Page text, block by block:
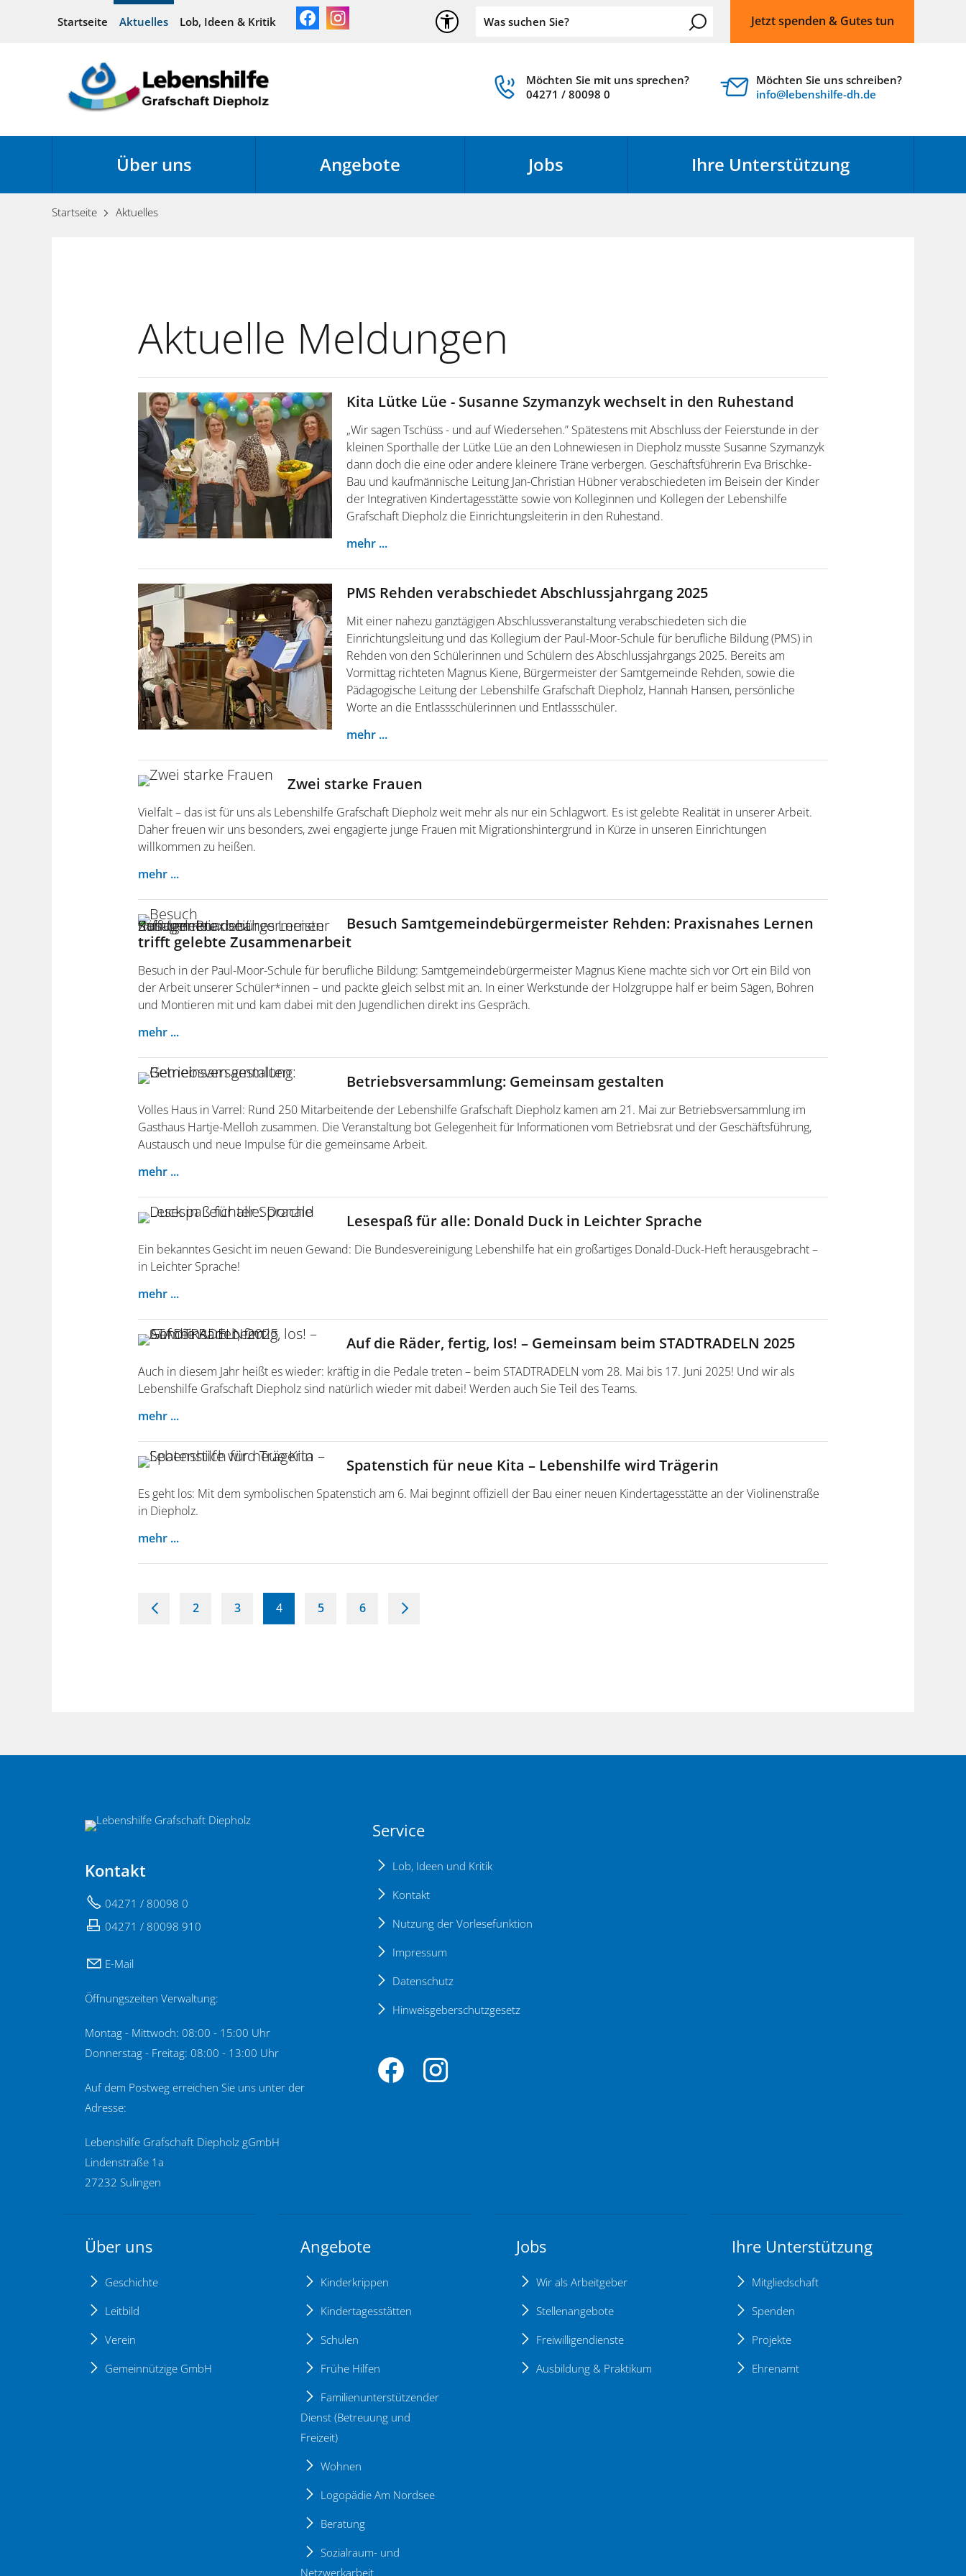
Startseite Aktuelles Lob, Ideen & Kritik Jetzt spenden & Gutes tun
Möchten Sie mit uns sprechen?
04271 / 80098 0
Möchten Sie uns schreiben?
nf
l b nsh lf -dh d
Über uns Angebote Jobs Ihre Unterstützung
Startseite Aktuelles
Aktuelle Meldungen
Kita Lütke Lüe - Susanne Szymanzyk wechselt in den Ruhestand
„Wir sagen Tschüss - und auf Wiedersehen.” Spätestens mit Abschluss der Feierstunde in der
kleinen Sporthalle der Lütke Lüe an den Lohnewiesen in Diepholz musste Susanne Szymanzyk
dann doch die eine oder andere kleinere Träne verbergen. Geschäftsführerin Eva Brischke-
Bau und kaufmännische Leitung Jan-Christian Hübner verabschiedeten im Beisein der Kinder
der Integrativen Kindertagesstätte sowie von Kolleginnen und Kollegen der Lebenshilfe
Grafschaft Diepholz die Einrichtungsleiterin in den Ruhestand.
mehr ...
PMS Rehden verabschiedet Abschlussjahrgang 2025
Mit einer nahezu ganztägigen Abschlussveranstaltung verabschiedeten sich die
Einrichtungsleitung und das Kollegium der Paul-Moor-Schule für berufliche Bildung (PMS) in
Rehden von den Schülerinnen und Schülern des Abschlussjahrgangs 2025. Bereits am
Vormittag richteten Magnus Kiene, Bürgermeister der Samtgemeinde Rehden, sowie die
Pädagogische Leitung der Lebenshilfe Grafschaft Diepholz, Hannah Hansen, persönliche
Worte an die Entlassschülerinnen und Entlassschüler.
mehr ...
Zwei starke Frauen
Vielfalt – das ist für uns als Lebenshilfe Grafschaft Diepholz weit mehr als nur ein Schlagwort. Es ist gelebte Realität in unserer Arbeit.
Daher freuen wir uns besonders, zwei engagierte junge Frauen mit Migrationshintergrund in Kürze in unseren Einrichtungen
willkommen zu heißen.
mehr ...
Besuch Samtgemeindebürgermeister Rehden: Praxisnahes Lernen
trifft gelebte Zusammenarbeit
Besuch in der Paul-Moor-Schule für berufliche Bildung: Samtgemeindebürgermeister Magnus Kiene machte sich vor Ort ein Bild von
der Arbeit unserer Schüler*innen – und packte gleich selbst mit an. In einer Werkstunde der Holzgruppe half er beim Sägen, Bohren
und Montieren mit und kam dabei mit den Jugendlichen direkt ins Gespräch.
mehr ...
Betriebsversammlung: Gemeinsam gestalten
Volles Haus in Varrel: Rund 250 Mitarbeitende der Lebenshilfe Grafschaft Diepholz kamen am 21. Mai zur Betriebsversammlung im
Gasthaus Hartje-Melloh zusammen. Die Veranstaltung bot Gelegenheit für Informationen vom Betriebsrat und der Geschäftsführung,
Austausch und neue Impulse für die gemeinsame Arbeit.
mehr ...
Lesespaß für alle: Donald Duck in Leichter Sprache
Ein bekanntes Gesicht im neuen Gewand: Die Bundesvereinigung Lebenshilfe hat ein großartiges Donald-Duck-Heft herausgebracht –
in Leichter Sprache!
mehr ...
Auf die Räder, fertig, los! – Gemeinsam beim STADTRADELN 2025
Auch in diesem Jahr heißt es wieder: kräftig in die Pedale treten – beim STADTRADELN vom 28. Mai bis 17. Juni 2025! Und wir als
Lebenshilfe Grafschaft Diepholz sind natürlich wieder mit dabei! Werden auch Sie Teil des Teams.
mehr ...
Spatenstich für neue Kita – Lebenshilfe wird Trägerin
Es geht los: Mit dem symbolischen Spatenstich am 6. Mai beginnt offiziell der Bau einer neuen Kindertagesstätte an der Violinenstraße
in Diepholz.
mehr ...
< 2 3 4 5 6 >
Kontakt
04271 / 80098 0
04271 / 80098 910
E-Mail
Öffnungszeiten Verwaltung:
Montag - Mittwoch: 08:00 - 15:00 Uhr
Donnerstag - Freitag: 08:00 - 13:00 Uhr
Auf dem Postweg erreichen Sie uns unter der
Adresse:
Lebenshilfe Grafschaft Diepholz gGmbH
Lindenstraße 1a
27232 Sulingen
Service
Lob, Ideen und Kritik
Kontakt
Nutzung der Vorlesefunktion
Impressum
Datenschutz
Hinweisgeberschutzgesetz
Über uns
Geschichte
Leitbild
Verein
Gemeinnützige GmbH
Angebote
Kinderkrippen
Kindertagesstätten
Schulen
Frühe Hilfen
Familienunterstützender
Dienst (Betreuung und
Freizeit)
Wohnen
Logopädie Am Nordsee
Beratung
Sozialraum- und
Netzwerkarbeit
Jobs
Wir als Arbeitgeber
Stellenangebote
Freiwilligendienste
Ausbildung & Praktikum
Ihre Unterstützung
Mitgliedschaft
Spenden
Projekte
Ehrenamt